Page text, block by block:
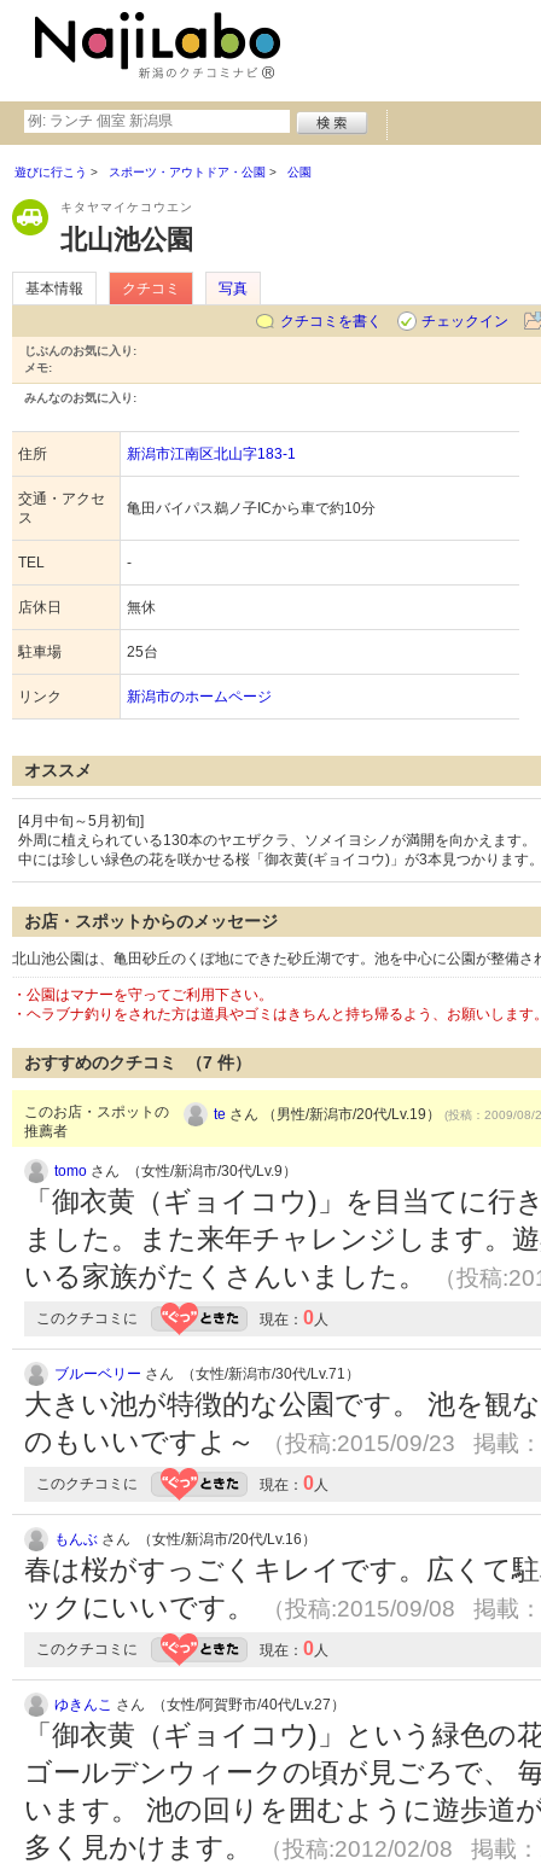
遊びに行こう スポーツ・アウトドア・公園 公園
キタヤマイケコウエン
北山池公園
基本情報 クチコミ
写真
クチコミを書く
チェックイン
じぶんのお気に入り:
メモ:
みんなのお気に入り:
住所 新潟市江南区北山字183-1
交通・アクセ
ス
亀田バイパス鵜ノ子ICから車で約10分
TEL -
店休日 無休
駐車場 25台
リンク 新潟市のホームページ
オススメ
[4月中旬～5月初旬]
外周に植えられている130本のヤエザクラ、ソメイヨシノが満開を向かえます。
中には珍しい緑色の花を咲かせる桜「御衣黄(ギョイコウ)」が3本見つかります
お店・スポットからのメッセージ
北山池公園は、亀田砂丘のくぼ地にできた砂丘湖です。池を中心に公園が整備
・公園はマナーを守ってご利用下さい。
・ヘラブナ釣りをされた方は道具やゴミはきちんと持ち帰るよう、お願いします
おすすめのクチコミ （7 件）
このお店・スポットの
推薦者
te さん （男性/新潟市/20代/Lv.19） (投稿：2009/08/
tomo さん （女性/新潟市/30代/Lv.9）
「御衣黄（ギョイコウ)」を目当てに行
ました。また来年チャレンジします。
いる家族がたくさんいました。
（投稿
このクチコミに 現在： 0人
ブルーベリー さん （女性/新潟市/30代/Lv.71）
大きい池が特徴的な公園です。 池を観
のもいいですよ～
（投稿:2015/09/23 掲載
このクチコミに 現在： 0人
もんぶ さん （女性/新潟市/20代/Lv.16）
春は桜がすっごくキレイです。広くて
ックにいいです。
（投稿:2015/09/08 掲載
このクチコミに 現在： 0人
ゆきんこ さん （女性/阿賀野市/40代/Lv.27）
「御衣黄（ギョイコウ)」という緑色の
ゴールデンウィークの頃が見ごろで、
います。 池の回りを囲むように遊歩道
多く見かけます。
（投稿:2012/02/08 掲載